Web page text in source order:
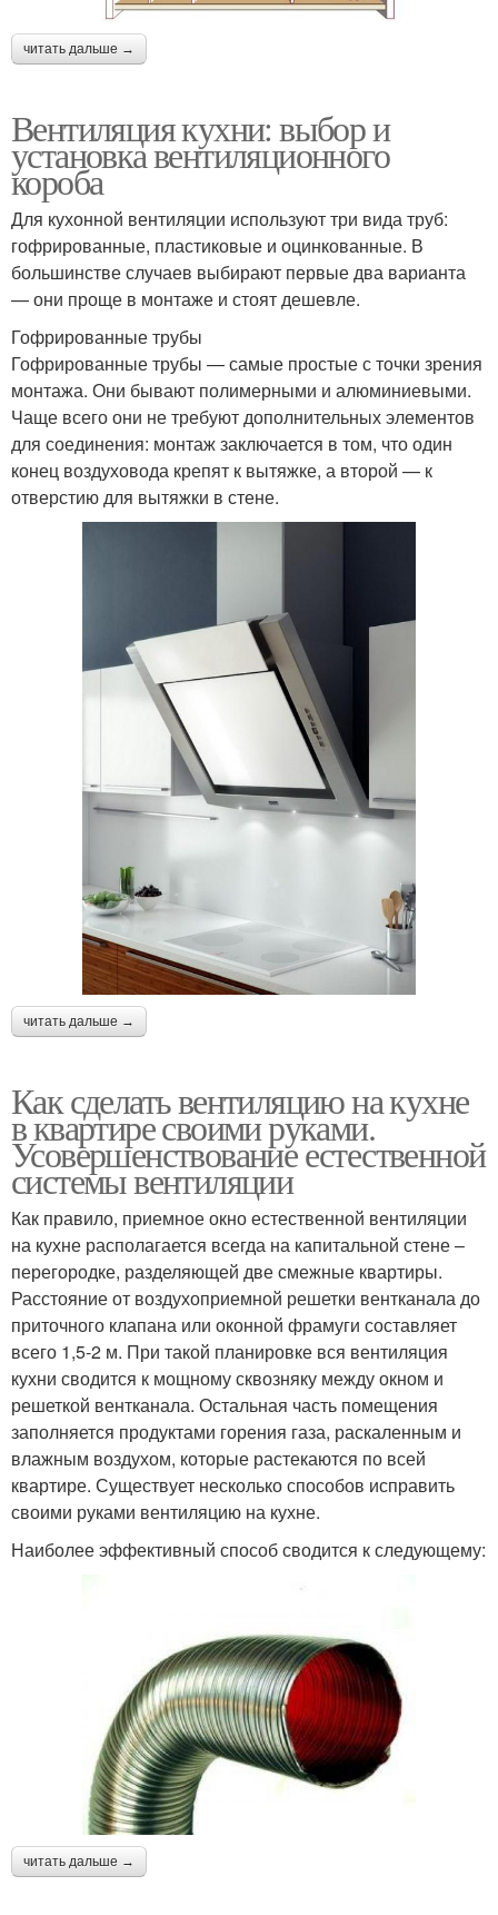
читать дальше →
Вентиляция кухни: выбор и
установка вентиляционного
короба
Для кухонной вентиляции используют три вида труб:
гофрированные, пластиковые и оцинкованные. В
большинстве случаев выбирают первые два варианта
— они проще в монтаже и стоят дешевле.
Гофрированные трубы
Гофрированные трубы — самые простые с точки зрения
монтажа. Они бывают полимерными и алюминиевыми.
Чаще всего они не требуют дополнительных элементов
для соединения: монтаж заключается в том, что один
конец воздуховода крепят к вытяжке, а второй — к
отверстию для вытяжки в стене.
читать дальше →
Как сделать вентиляцию на кухне
в квартире своими руками.
Усовершенствование естественной
системы вентиляции
Как правило, приемное окно естественной вентиляции
на кухне располагается всегда на капитальной стене –
перегородке, разделяющей две смежные квартиры.
Расстояние от воздухоприемной решетки вентканала до
приточного клапана или оконной фрамуги составляет
всего 1,5-2 м. При такой планировке вся вентиляция
кухни сводится к мощному сквозняку между окном и
решеткой вентканала. Остальная часть помещения
заполняется продуктами горения газа, раскаленным и
влажным воздухом, которые растекаются по всей
квартире. Существует несколько способов исправить
своими руками вентиляцию на кухне.
Наиболее эффективный способ сводится к следующему:
читать дальше →